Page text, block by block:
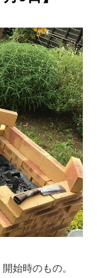
始時のもの。